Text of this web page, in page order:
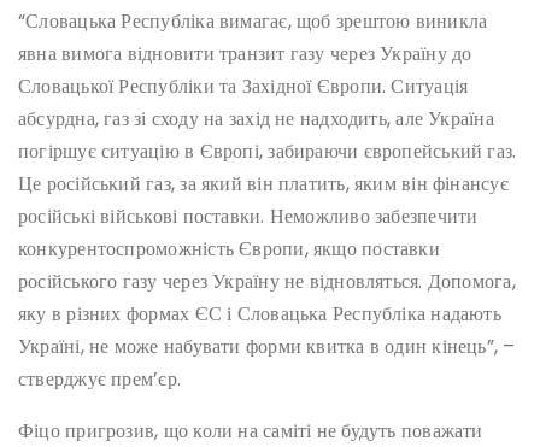
“Словацька Республіка вимагає, щоб зрештою виникла
явна вимога відновити транзит газу через Україну до
Словацької Республіки та Західної Європи. Ситуація
абсурдна, газ зі сходу на захід не надходить, але Україна
погіршує ситуацію в Європі, забираючи європейський газ.
Це російський газ, за який він платить, яким він фінансує
російські військові поставки. Неможливо забезпечити
конкурентоспроможність Європи, якщо поставки
російського газу через Україну не відновляться. Допомога,
яку в різних формах ЄС і Словацька Республіка надають
Україні, не може набувати форми квитка в один кінець”, –
стверджує прем’єр.
Фіцо пригрозив, що коли на саміті не будуть поважати